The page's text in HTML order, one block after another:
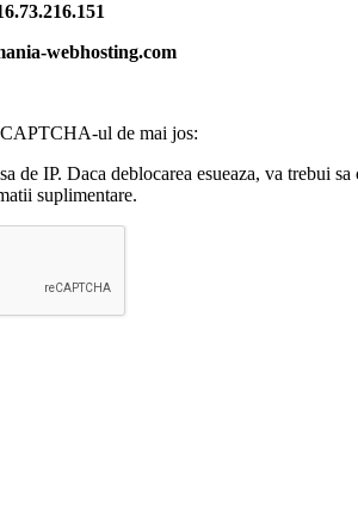
webhosting.com
ul de mai jos:
de IP. Daca deblocarea esueaza, va trebui
suplimentare.